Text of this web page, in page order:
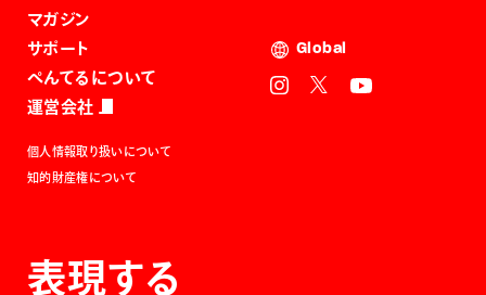
マガジン
サポート
ぺんてるについて
運営会社
Global
個人情報取り扱いについて
知的財産権について
表現する